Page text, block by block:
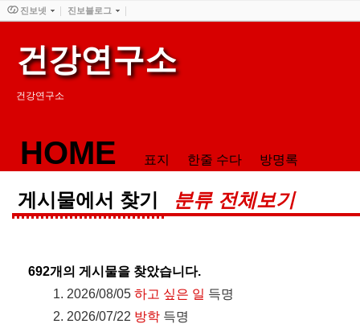
건강연구소
건강연구소
HOME 표지 한줄 수다 방명록
게시물에서 찾기 분류 전체보기
692개의 게시물을 찾았습니다.
2026/08/05 하고 싶은 일 득명
2026/07/22 방학 득명
진보넷 진보블로그